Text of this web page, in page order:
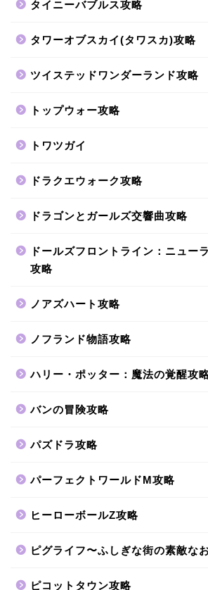
タイニーバブルス攻略
タワーオブスカイ(タワスカ)攻略
ツイステッドワンダーランド攻略
トップウォー攻略
トワツガイ
ドラクエウォーク攻略
ドラゴンとガールズ交響曲攻略
ドールズフロントライン：ニュー
攻略
ノアズハート攻略
ノフランド物語攻略
ハリー・ポッター：魔法の覚醒攻
バンの冒険攻略
パズドラ攻略
パーフェクトワールドM攻略
ヒーローボールZ攻略
ピグライフ〜ふしぎな街の素敵な
ピコットタウン攻略